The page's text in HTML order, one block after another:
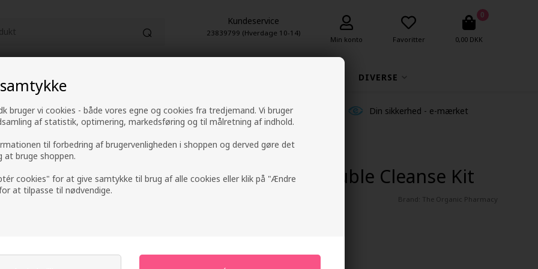
bruger vi cookies - både vores egne og cookies fra tredjemand. Vi bruger
af statistik, optimering, markedsføring og til målretning af indhold.
til forbedring af brugervenligheden i shoppen og derved gøre det
bruge shoppen.
cookies" for at give samtykke til brug af alle cookies eller klik på "Ændre
at tilpasse til nødvendige.
Kundeservice
23839799 (Hverdage 10-14)
Min konto Favoritter
0
0,00 DKK
HUDPLEJE DIVERSE
1-2 hverdage leveringstid 4,9 fra +9600 anmeldelser Din sikkerhed - e-mærket
The Organic Pharmacy Double Cleanse Kit
Brand: The Organic Pharmacy